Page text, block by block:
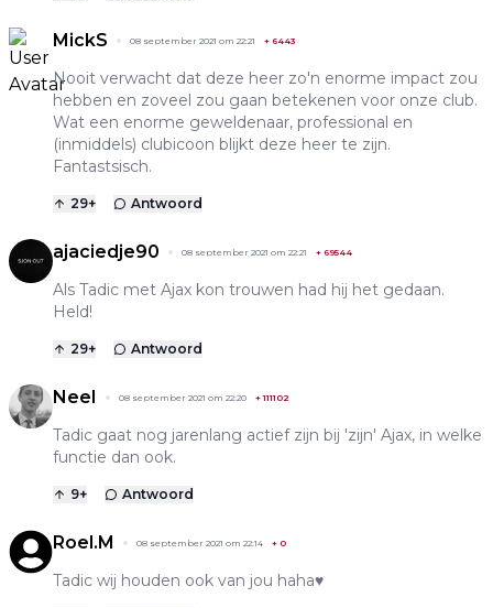
MickS 08 september 2021 om 22:21 + 6443
Nooit verwacht dat deze heer zo'n enorme impact zou
hebben en zoveel zou gaan betekenen voor onze club.
Wat een enorme geweldenaar, professional en
(inmiddels) clubicoon blijkt deze heer te zijn.
Fantastsisch.
29+ Antwoord
ajaciedje90 08 september 2021 om 22:21 + 69544
Als Tadic met Ajax kon trouwen had hij het gedaan.
Held!
29+ Antwoord
NeeI 08 september 2021 om 22:20 +111102
Tadic gaat nog jarenlang actief zijn bij 'zijn' Ajax, in welke
functie dan ook.
9+ Antwoord
Roel.M 08 september 2021 om 22:14 + 0
Tadic wij houden ook van jou haha♥️